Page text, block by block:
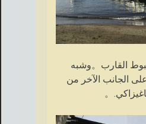
القارب。وشبه
على الجانب الآخر من
。